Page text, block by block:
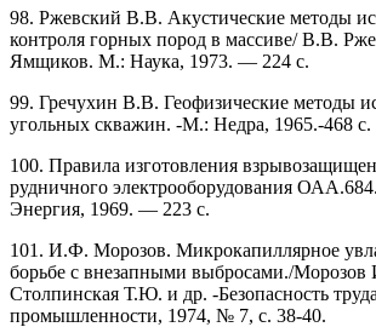
98. Ржевский В.В. Акустические методы
контроля горных пород в массиве/ В.В.
Ямщиков. М.: Наука, 1973. — 224 с.
99. Гречухин В.В. Геофизические методы
угольных скважин. -М.: Недра, 1965.-468 с.
100. Правила изготовления
рудничного электрооборудования
Энергия, 1969. — 223 с.
101. И.Ф. Морозов. Микрокапиллярное
борьбе с внезапными выбросами./
Столпинская Т.Ю. и др. -Безопасность
промышленности, 1974, № 7, с. 38-40.